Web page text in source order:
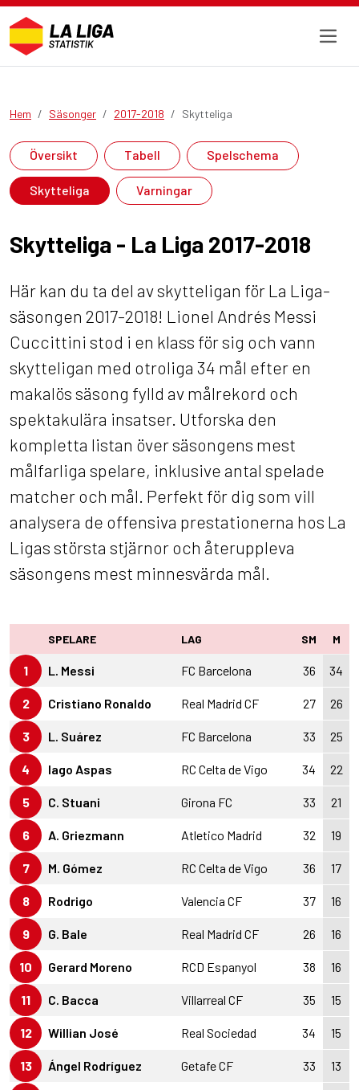
Hem Säsonger 2017-2018 Skytteliga
Översikt Tabell Spelschema
Skytteliga Varningar
Skytteliga - La Liga 2017-2018
Här kan du ta del av skytteligan för La Liga-
säsongen 2017-2018! Lionel Andrés Messi
Cuccittini stod i en klass för sig och vann
skytteligan med otroliga 34 mål efter en
makalös säsong fylld av målrekord och
spektakulära insatser. Utforska den
kompletta listan över säsongens mest
målfarliga spelare, inklusive antal spelade
matcher och mål. Perfekt för dig som vill
analysera de offensiva prestationerna hos La
Ligas största stjärnor och återuppleva
säsongens mest minnesvärda mål.
SPELARE LAG SM M
1 L. Messi FC Barcelona 36 34
2 Cristiano Ronaldo Real Madrid CF 27 26
3 L. Suárez FC Barcelona 33 25
4 Iago Aspas RC Celta de Vigo 34 22
5 C. Stuani Girona FC 33 21
6 A. Griezmann Atletico Madrid 32 19
7 M. Gómez RC Celta de Vigo 36 17
8 Rodrigo Valencia CF 37 16
9 G. Bale Real Madrid CF 26 16
10 Gerard Moreno RCD Espanyol 38 16
11 C. Bacca Villarreal CF 35 15
12 Willian José Real Sociedad 34 15
13 Ángel Rodríguez Getafe CF 33 13